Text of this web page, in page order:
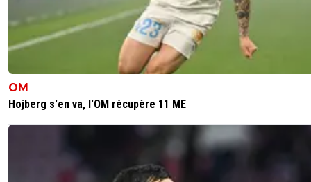
OM
Hojberg s'en va, l'OM récupère 11 ME